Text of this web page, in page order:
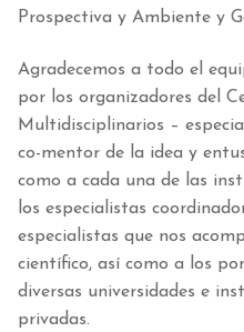
Prospectiva y Ambiente y
Agradecemos a todo el
por los organizadores del
Multidisciplinarios –
co-mentor de la idea y
como a cada una de las
los especialistas
especialistas que nos
científico, así como a los
diversas universidades e
privadas.